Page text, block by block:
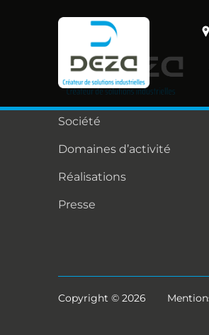
Société
Domaines d’activité
Réalisations
Presse
Copyright © 2026